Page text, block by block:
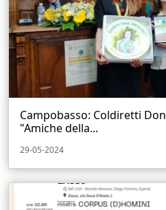
Campobasso: Coldiretti
"Amiche della...
29-05-2024